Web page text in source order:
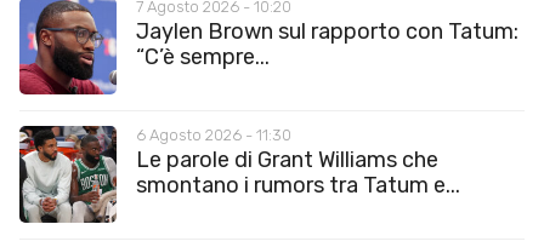
7 Agosto 2026 - 10:20
Jaylen Brown sul rapporto con Tatum:
“C’è sempre...
6 Agosto 2026 - 11:30
Le parole di Grant Williams che
smontano i rumors tra Tatum e...